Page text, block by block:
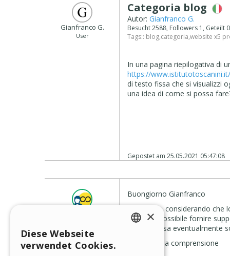
Gianfranco G.
User
Categoria blog
Autor:Gianfranco G.
Besucht 2588, Followers 1, Geteilt
Tags:: blog,categoria,website x5
In una pagina riepilogativa di
https://
di testo fissa che si visualizzi
una idea di come si possa
Gepostet am25.05.2021 05:47:08
Buongiorno Gianfranco
Purtroppo, considerando
non mi è possibile fornire
utente possa eventualmente
Grazie per la comprensione
×
Diese Webseite
verwendet Cookies.